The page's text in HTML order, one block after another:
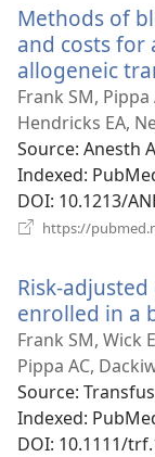
Methods of
and costs for
allogeneic
Frank SM, Pippa
Hendricks EA,
Source‎: Anesth
Indexed‎:
DOI‎: 10.1213/
https://
Risk-
enrolled in a
Frank SM, Wick
Pippa AC,
Source‎:
Indexed‎:
DOI‎: 10.1111/